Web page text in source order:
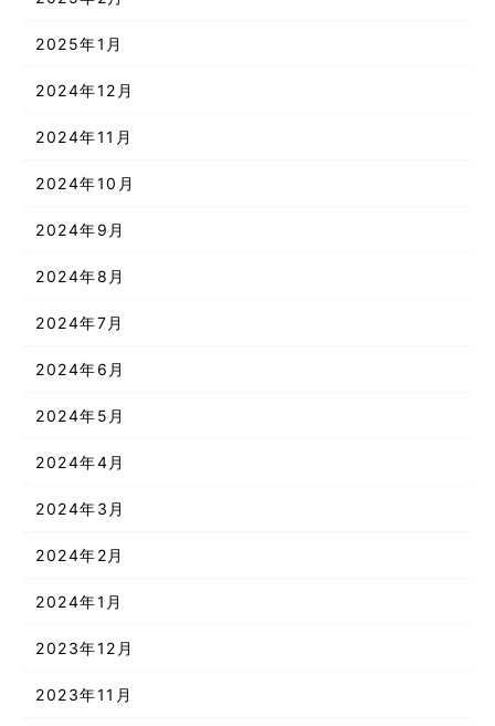
2025年1月
2024年12月
2024年11月
2024年10月
2024年9月
2024年8月
2024年7月
2024年6月
2024年5月
2024年4月
2024年3月
2024年2月
2024年1月
2023年12月
2023年11月